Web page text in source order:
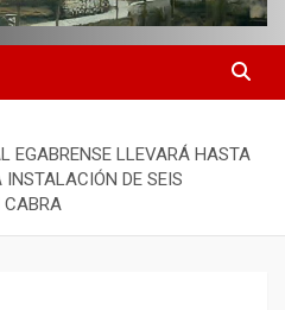
EGABRENSE LLEVARÁ HASTA
DE SEIS
CABRA